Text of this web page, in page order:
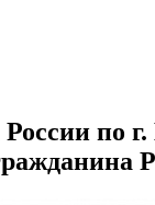
по г.